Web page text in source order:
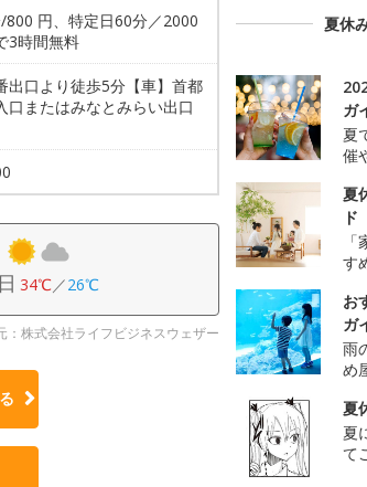
円、特定日60分／2000
3時間無料
出口より徒歩5分【車】首都
またはみなとみらい出口
34℃／26℃
：株式会社ライフビジネスウェザー
夏休
ガ
夏
催
夏
ド
す
お
ガ
雨
め
夏
夏
て